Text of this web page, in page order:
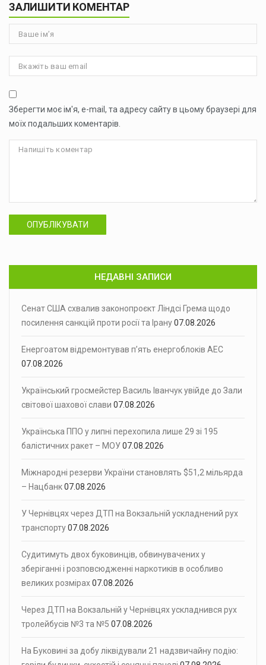
ЗАЛИШИТИ КОМЕНТАР
Зберегти моє ім'я, e-mail, та адресу сайту в цьому браузері для
моїх подальших коментарів.
ОПУБЛІКУВАТИ
НЕДАВНІ ЗАПИСИ
Сенат США схвалив законопроєкт Ліндсі Грема щодо
посилення санкцій проти росії та Ірану07.08.2026
Енергоатом відремонтував п’ять енергоблоків АЕС
07.08.2026
Український гросмейстер Василь Іванчук увійде до Зали
світової шахової слави 07.08.2026
Українська ППО у липні перехопила лише 29 зі 195
балістичних ракет – МОУ07.08.2026
Міжнародні резерви України становлять $51,2 мільярда
– Нацбанк07.08.2026
У Чернівцях через ДТП на Вокзальній ускладнений рух
транспорту07.08.2026
Судитимуть двох буковинців, обвинувачених у
зберіганні і розповсюдженні наркотиків в особливо
великих розмірах07.08.2026
Через ДТП на Вокзальній у Чернівцях ускладнився рух
тролейбусів №3 та №5 07.08.2026
На Буковині за добу ліквідували 21 надзвичайну подію: